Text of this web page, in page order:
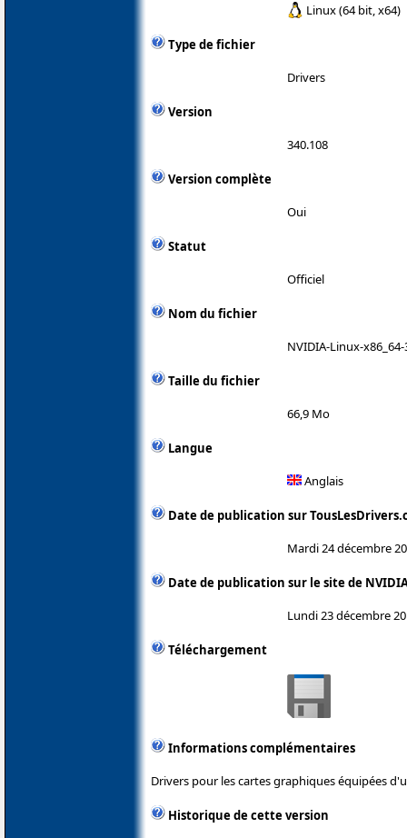
Linux (64 bit, x64)
Type de fichier
Drivers
Version
340.108
Version complète
Oui
Statut
Officiel
Nom du fichier
NVIDIA-Linux-
Taille du fichier
66,9 Mo
Langue
Anglais
Date de publication sur
Mardi 24 décembre
Date de publication sur le site de
Lundi 23 décembre
Téléchargement
Informations complémentaires
Drivers pour les cartes graphiques équipées
Historique de cette version